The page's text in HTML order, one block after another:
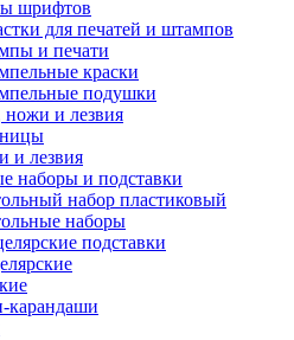
шрифтов
для печатей и штампов
и печати
краски
подушки
и лезвия
и лезвия
наборы и подставки
набор пластиковый
наборы
подставки
карандаши